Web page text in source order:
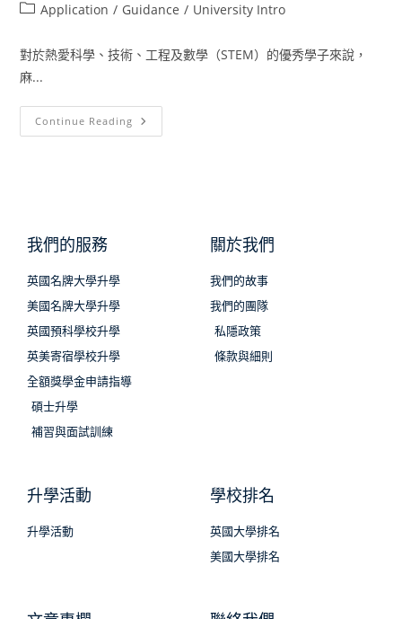
Application / Guidance / University Intro
對於熱愛科學、技術、工程及數學（STEM）的優秀學子來說，
麻...
Continue Reading
我們的服務
英國名牌大學升學
美國名牌大學升學
英國預科學校升學
英美寄宿學校升學
全額獎學金申請指導
碩士升學
補習與面試訓練
關於我們
我們的故事
我們的團隊
私隱政策
條款與細則
升學活動
升學活動
學校排名
英國大學排名
美國大學排名